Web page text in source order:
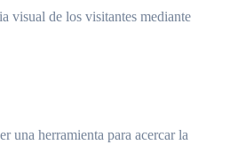
visual de los visitantes mediante
una herramienta para acercar la